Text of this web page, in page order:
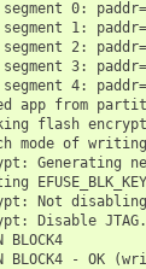
0:
1:
2:
3:
4:
app from
flash
mode of
Generating
Not
Disable
BLOCK4 - OK